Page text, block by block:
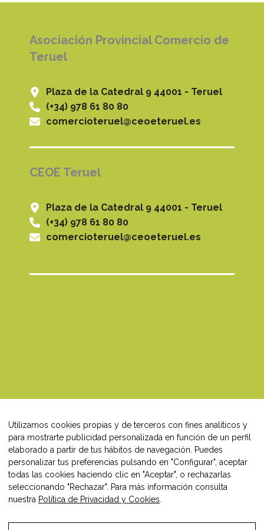
Asociación Provincial Comercio de
Teruel
Plaza de la Catedral 9 44001 - Teruel
(+34) 978 61 80 80
comercioteruel@ceoeteruel.es
CEOE Teruel
Plaza de la Catedral 9 44001 - Teruel
(+34) 978 61 80 80
comercioteruel@ceoeteruel.es
Contacto
Síguenos en:
Utilizamos cookies propias y de terceros con fines analíticos y
para mostrarte publicidad personalizada en función de un perfil
elaborado a partir de tus hábitos de navegación. Puedes
personalizar tus preferencias pulsando en "Configurar", aceptar
todas las cookies haciendo clic en "Aceptar", o rechazarlas
seleccionando "Rechazar". Para más información consulta
nuestra Política de Privacidad y Cookies